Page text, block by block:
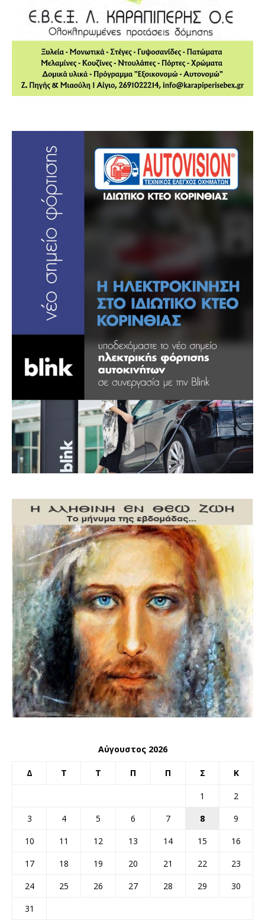
Αύγουστος 2026
Δ Τ Τ Π Π Σ Κ
1
2
3
4 5 6 7 8
9
10
11 12 13 14 15
16
17
18 19 20 21 22
23
24
25 26 27 28 29
30
31